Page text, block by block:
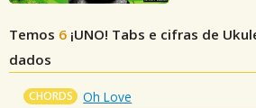
Temos 6 ¡UNO! Tabs e cifras de
dados
CHORDS Oh Love